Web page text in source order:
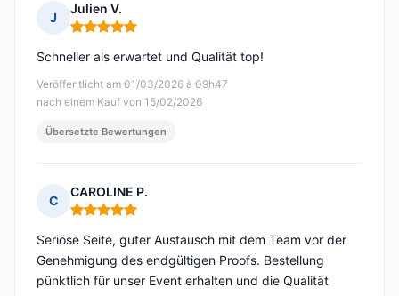
J
Julien V.
Hinweis: 5 von 5
Veröffentlicht am 01/03/2026 à 09h47
nach einem Kauf von 15/02/2026
Schneller als erwartet und Qualität top!
Übersetzte Bewertungen
C
CAROLINE P.
Hinweis: 5 von 5
Seriöse Seite, guter Austausch mit dem Team vor der
Genehmigung des endgültigen Proofs. Bestellung
pünktlich für unser Event erhalten und die Qualität